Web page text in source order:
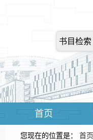
书目检索
首页
您现在的位置是： 首页